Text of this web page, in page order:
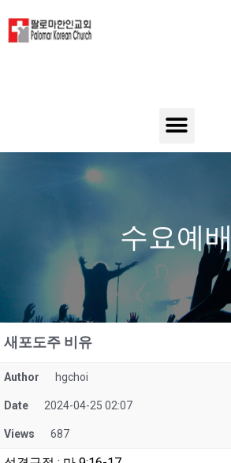
수요예배
새포도주 비유
Author hgchoi
Date 2024-04-25 02:07
Views 687